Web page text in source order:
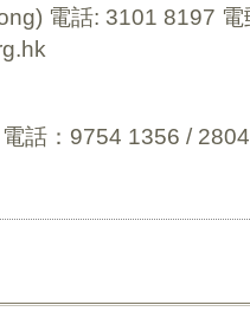
電話: 3101 8197 電
話：9754 1356 /